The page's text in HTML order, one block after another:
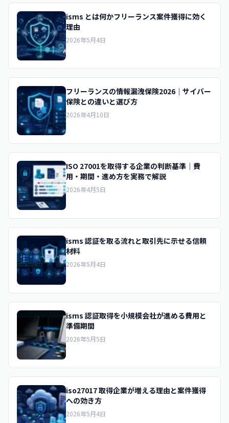
isms とは何かフリーランス案件獲得に効く
理由
2026年5月4日
フリーランスの情報漏洩保険2026｜サイバー
保険との違いと選び方
2026年4月10日
ISO 27001を取得する企業の判断基準｜費
用・期間・進め方を実務で解説
2026年4月5日
isms 認証を取る流れと取引先に示せる信頼
材料
2026年5月4日
isms 認証取得を小規模会社が進める費用と
準備期間
2026年5月5日
iso27017 取得企業が増える理由と案件獲得
への効き方
2026年5月4日